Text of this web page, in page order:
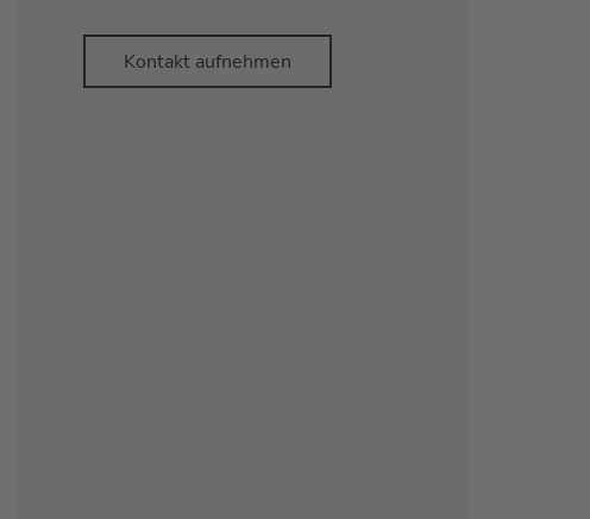
Kontakt aufnehmen